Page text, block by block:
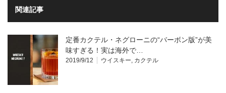
関連記事
定番カクテル・ネグローニの“バーボン版”が美
味すぎる！実は海外で…
2019/9/12 ウイスキー カクテル